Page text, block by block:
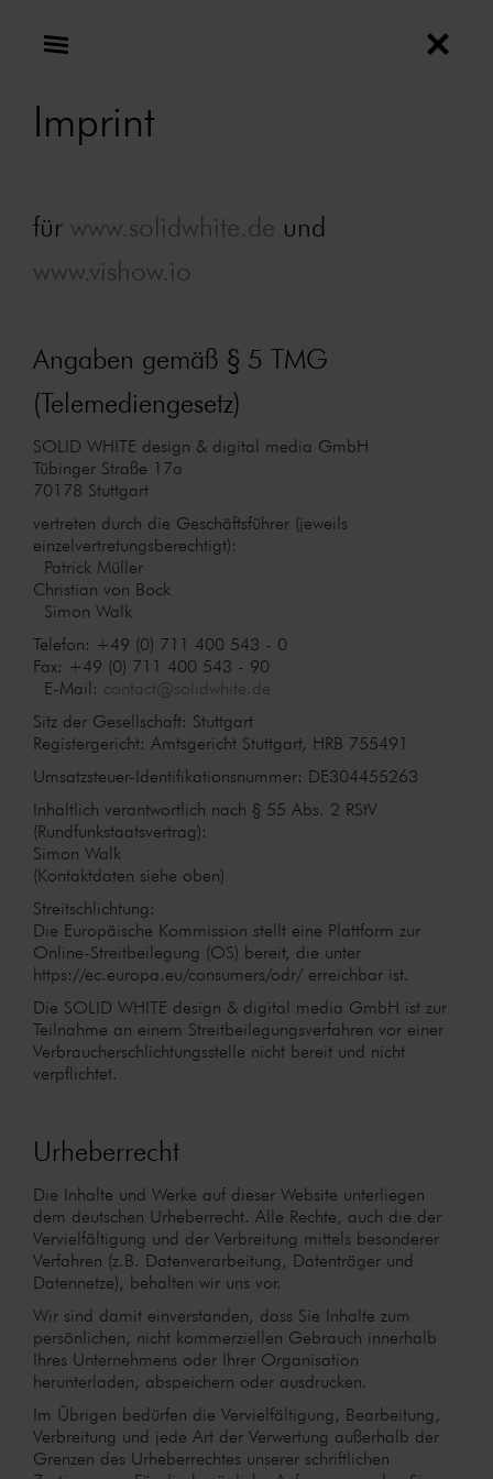
Imprint
für www.solidwhite.de und
www.vishow.io
Angaben gemäß § 5 TMG
(Telemediengesetz)
SOLID WHITE design & digital media GmbH
Tübinger Straße 17a
70178 Stuttgart
vertreten durch die Geschäftsführer (jeweils
einzelvertretungsberechtigt):
Patrick Müller
Christian von Bock
Simon Walk
Telefon: +49 (0) 711 400 543 - 0
Fax: +49 (0) 711 400 543 - 90
E-Mail: contact@solidwhite.de
Sitz der Gesellschaft: Stuttgart
Registergericht: Amtsgericht Stuttgart, HRB 755491
Umsatzsteuer-Identifikationsnummer: DE304455263
Inhaltlich verantwortlich nach § 55 Abs. 2 RStV
(Rundfunkstaatsvertrag):
Simon Walk
(Kontaktdaten siehe oben)
Streitschlichtung:
Die Europäische Kommission stellt eine Plattform zur
Online-Streitbeilegung (OS) bereit, die unter
https://ec.europa.eu/consumers/odr/ erreichbar ist.
Die SOLID WHITE design & digital media GmbH ist zur
Teilnahme an einem Streitbeilegungsverfahren vor einer
Verbraucherschlichtungsstelle nicht bereit und nicht
verpflichtet.
Urheberrecht
Die Inhalte und Werke auf dieser Website unterliegen
dem deutschen Urheberrecht. Alle Rechte, auch die der
Vervielfältigung und der Verbreitung mittels besonderer
Verfahren (z.B. Datenverarbeitung, Datenträger und
Datennetze), behalten wir uns vor.
Wir sind damit einverstanden, dass Sie Inhalte zum
persönlichen, nicht kommerziellen Gebrauch innerhalb
Ihres Unternehmens oder Ihrer Organisation
herunterladen, abspeichern oder ausdrucken.
Im Übrigen bedürfen die Vervielfältigung, Bearbeitung,
Verbreitung und jede Art der Verwertung außerhalb der
Grenzen des Urheberrechtes unserer schriftlichen